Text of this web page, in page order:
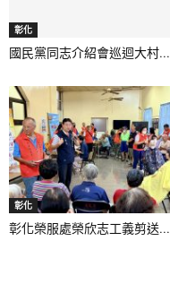
彰化
國民黨同志介紹會巡迴大村...
彰化
彰化榮服處榮欣志工義剪送...